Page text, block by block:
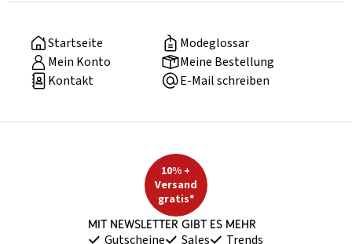
Startseite
Modeglossar
Mein Konto
Meine Bestellung
Kontakt
E-Mail schreiben
10% +
Versand
gratis*
Mit Newsletter gibt es mehr
Gutscheine Sales Trends